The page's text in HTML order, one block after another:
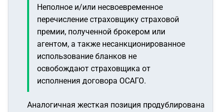
Неполное и/или несвоевременное
перечисление страховщику страховой
премии, полученной брокером или
агентом, а также несанкционированное
использование бланков не
освобождают страховщика от
исполнения договора ОСАГО.
Аналогичная жесткая позиция продублирована